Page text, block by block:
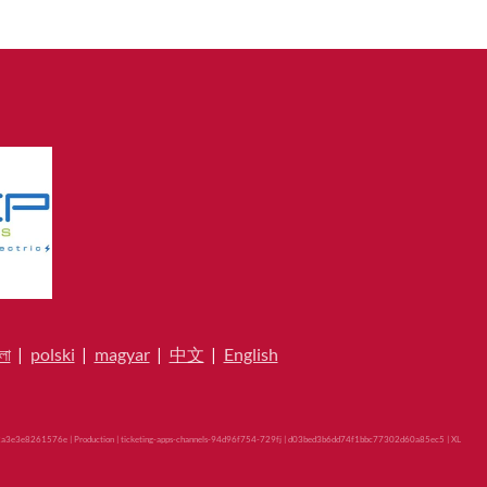
| polski | magyar| 中文 | English
| Production | ticketing-apps-channels-94d96f754-729fj | d03bed3b6dd74f1bbc77302d60a85ec5 | XL